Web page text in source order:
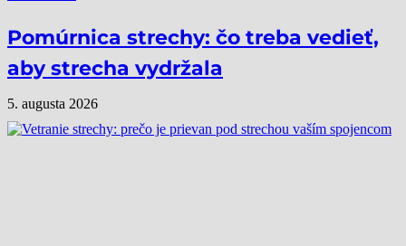
Pomúrnica strechy: čo treba vedieť,
aby strecha vydržala
5. augusta 2026